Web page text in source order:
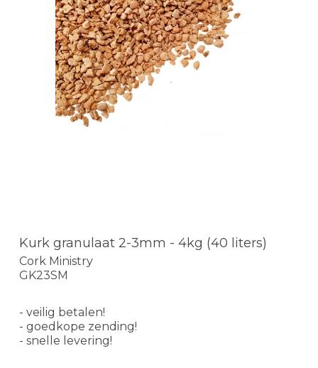
Kurk granulaat 2-3mm - 4kg (40 liters)
Cork Ministry
GK23SM
- veilig betalen!
- goedkope zending!
- snelle levering!